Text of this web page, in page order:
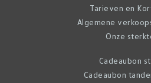
Tarieven en
Algemene
Onze
Cadeaubon
Cadeaubon